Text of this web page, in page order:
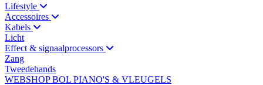
Lifestyle
Accessoires
Kabels
Licht
Effect & signaalprocessors
Zang
Tweedehands
WEBSHOP BOL PIANO'S & VLEUGELS